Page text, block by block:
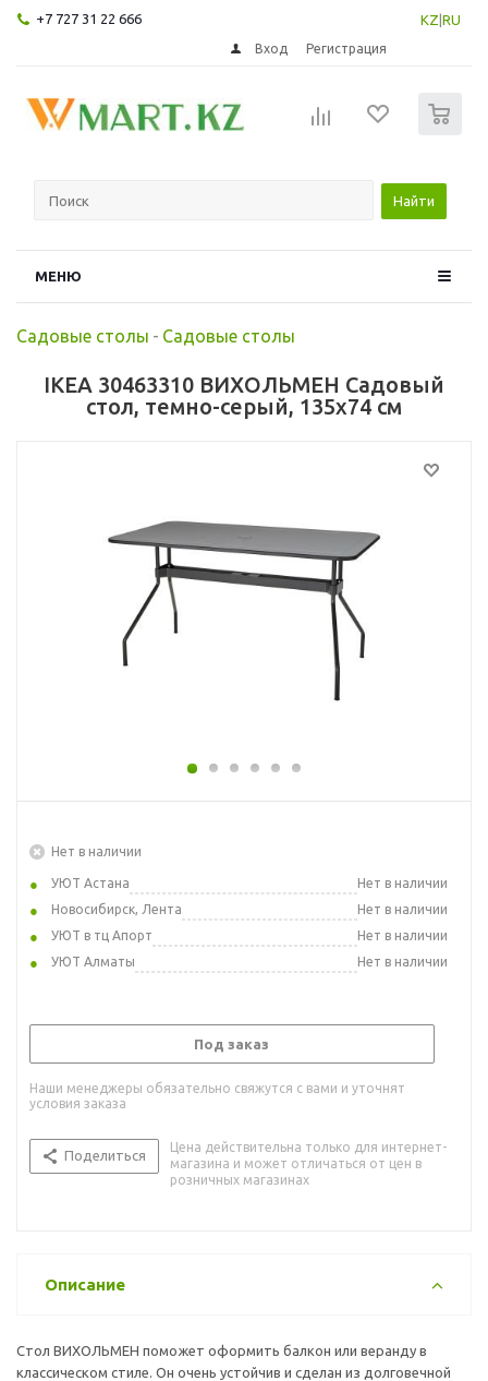
+7 727 31 22 666 KZ RU
Вход Регистрация
Найти
МЕНЮ
Садовые столы - Садовые столы
IKEA 30463310 ВИХОЛЬМЕН Садовый
стол, темно-серый, 135x74 см
Нет в наличии
УЮТ Астана
Нет в наличии
Новосибирск, Лента
Нет в наличии
УЮТ в тц Апорт
Нет в наличии
УЮТ Алматы
Нет в наличии
Под заказ
Наши менеджеры обязательно свяжутся с вами и уточнят
условия заказа
Поделиться
Цена действительна только для интернет-
магазина и может отличаться от цен в
розничных магазинах
Описание
Стол ВИХОЛЬМЕН поможет оформить балкон или веранду в
классическом стиле. Он очень устойчив и сделан из долговечной